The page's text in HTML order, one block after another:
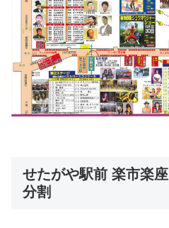
せたがや駅前 楽市楽
分割